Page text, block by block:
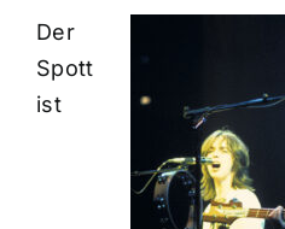
Der
Spott
ist